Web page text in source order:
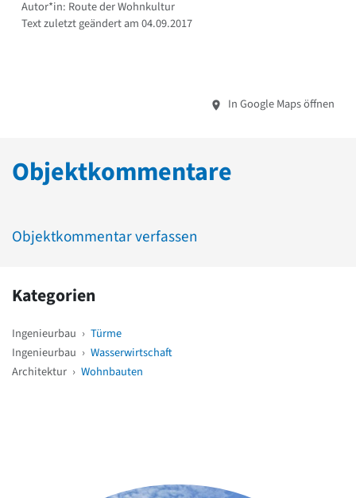
Autor*in: Route der Wohnkultur
Text zuletzt geändert am 04.09.2017
In Google Maps öffnen
Objektkommentare
Objektkommentar verfassen
Kategorien
Ingenieurbau › Türme
Ingenieurbau › Wasserwirtschaft
Architektur › Wohnbauten